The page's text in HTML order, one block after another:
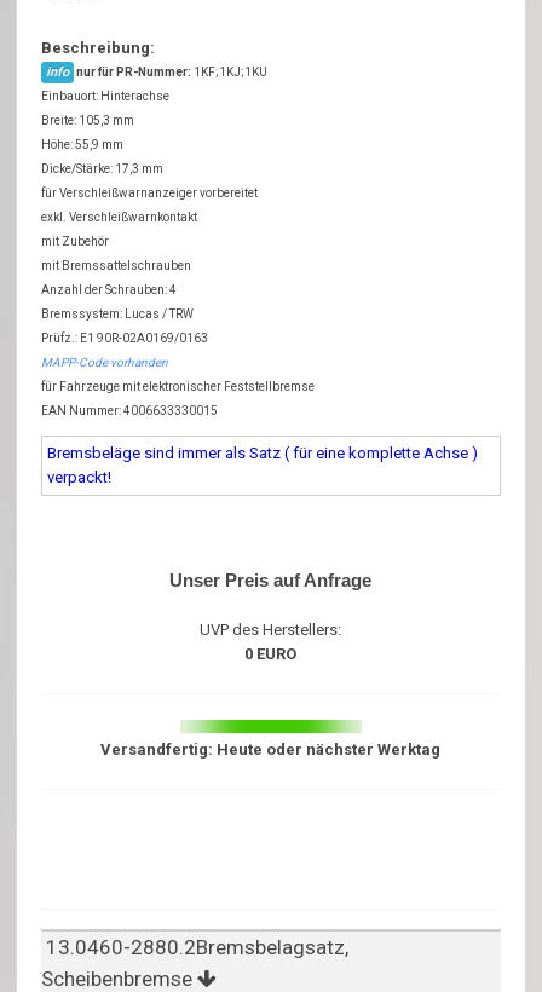
Beschreibung:
info nur für PR-Nummer: 1KF;1KJ;1KU
Einbauort: Hinterachse
Breite: 105,3 mm
Höhe: 55,9 mm
Dicke/Stärke: 17,3 mm
für Verschleißwarnanzeiger vorbereitet
exkl. Verschleißwarnkontakt
mit Zubehör
mit Bremssattelschrauben
Anzahl der Schrauben: 4
Bremssystem: Lucas / TRW
Prüfz.: E1 90R-02A0169/0163
MAPP-Code vorhanden
für Fahrzeuge mit elektronischer Feststellbremse
EAN Nummer: 4006633330015
Bremsbeläge sind immer als Satz ( für eine komplette Achse )
verpackt!
Unser Preis auf Anfrage
UVP des Herstellers:
0 EURO
Versandfertig: Heute oder nächster Werktag
13.0460-2880.2Bremsbelagsatz,
Scheibenbremse